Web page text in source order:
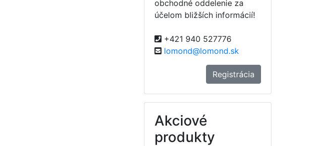
obchodné oddelenie za
účelom bližších informácií!
+421 940 527776
lomond@lomond.sk
Registrácia
Akciové
produkty